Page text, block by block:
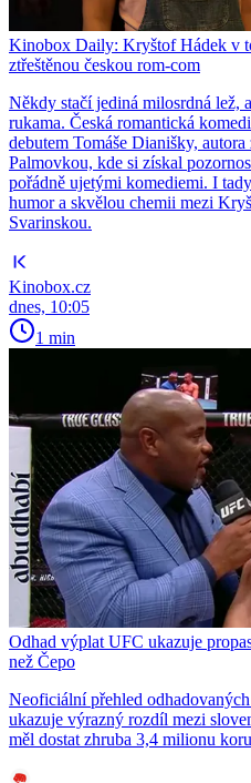
Kinobox Daily: Kryštof Hádek v
ztřeštěnou českou rom-com
Někdy stačí jediná milosrdná lež,
rukama. Česká romantická
debutem Tomáše Dianišky,
Palmovkou, kde si získal
pořádně ujetými komediemi. I
humor a skvělou chemii mezi
Svarinskou.
Kinobox.cz
dnes, 10:05
1 min
Odhad výplat UFC ukazuje
než Čepo
Neoficiální přehled
ukazuje výrazný rozdíl mezi
měl dostat zhruba 3,4 milionu